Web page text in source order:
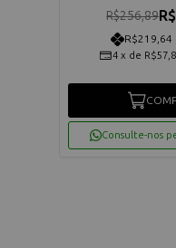
R$256,89
R$219,64
4 x de
Consulte-nos